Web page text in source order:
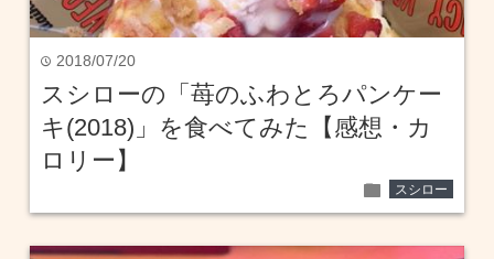
time 2018/07/20
スシローの「苺のふわとろパンケー
キ(2018)」を食べてみた【感想・カ
ロリー】
folder スシロー